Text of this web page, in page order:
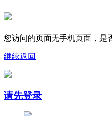
您访问的页面无手机页面，是
继续返回
请先登录